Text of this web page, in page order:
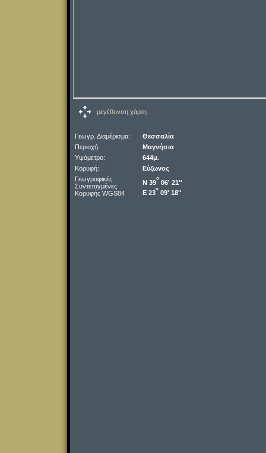
μεγέθυνση χάρτη
Γεωγρ. Διαμέρισμα:
Θεσσαλία
Περιοχή:
Μαγνήσια
Υψόμετρο:
644μ.
Κορυφή:
Εύζωνος
Γεωγραφικές
Συντεταγμένες
Κορυφής WGS84
Ν 39
o
06' 21''
Ε 23
o
09' 18''